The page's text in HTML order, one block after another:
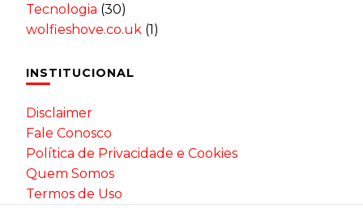
Tecnologia (30)
wolfieshove.co.uk (1)
INSTITUCIONAL
Disclaimer
Fale Conosco
Política de Privacidade e Cookies
Quem Somos
Termos de Uso